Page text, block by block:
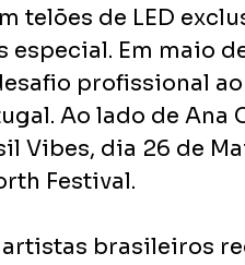
telões de LED
especial. Em maio
profissional
Ao lado de Ana
Vibes, dia 26 de
Festival.
brasileiros